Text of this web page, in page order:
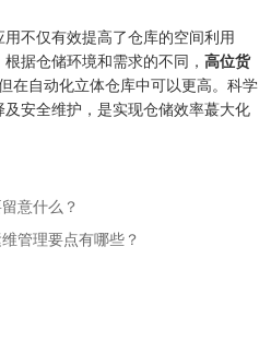
不仅有效提高了仓库的空间利用
据仓储环境和需求的不同， 高位货
在自动化立体仓库中可以更高。科学
安全维护，是实现仓储效率蕞大化
意什么？
管理要点有哪些？